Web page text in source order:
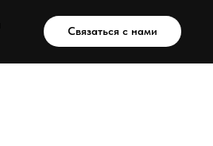
Связаться с нами